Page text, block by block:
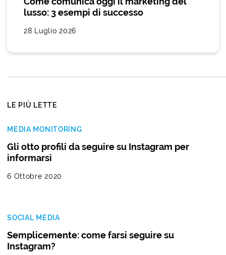
lusso: 3 esempi di successo
28 Luglio 2026
LE PIÙ LETTE
MEDIA MONITORING
Gli otto profili da seguire su Instagram per
informarsi
6 Ottobre 2020
SOCIAL MEDIA
Semplicemente: come farsi seguire su
Instagram?